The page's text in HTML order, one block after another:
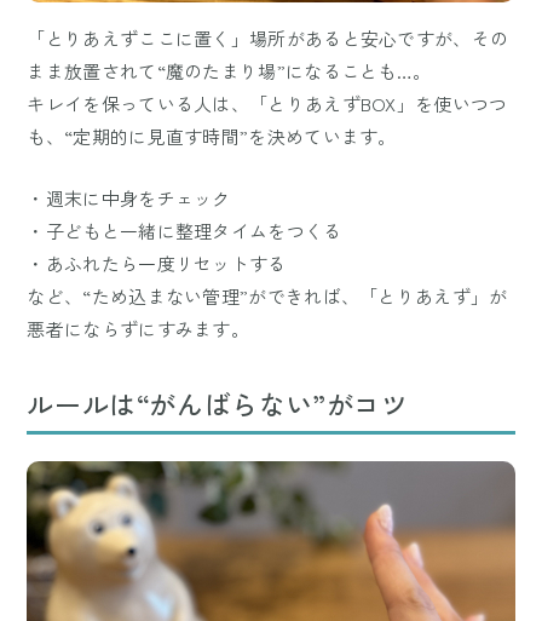
「とりあえずここに置く」場所があると安心ですが、その
まま放置されて“魔のたまり場”になることも…。
キレイを保っている人は、「とりあえずBOX」を使いつつ
も、“定期的に見直す時間”を決めています。
・週末に中身をチェック
・子どもと一緒に整理タイムをつくる
・あふれたら一度リセットする
など、“ため込まない管理”ができれば、「とりあえず」が
悪者にならずにすみます。
ルールは“がんばらない”がコツ